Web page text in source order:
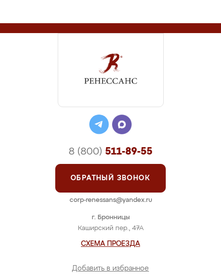
г. Бронницы
Каширский пер., 47А
СХЕМА ПРОЕЗДА
Добавить в избранное
8 (800) 511-89-55
ОБРАТНЫЙ ЗВОНОК
corp-renessans@yandex.ru